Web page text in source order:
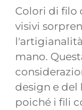
Colori di filo
visivi
mano.
design e
poiché i fili